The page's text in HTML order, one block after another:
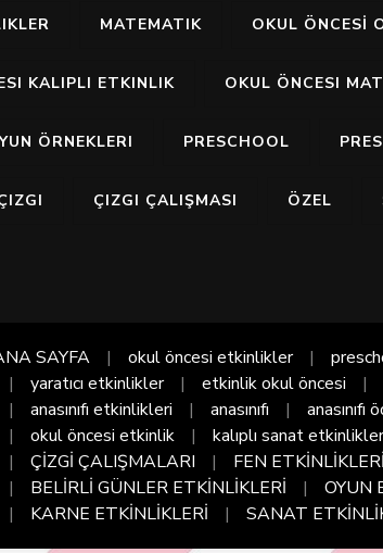
MATEMATIK OKUL ÖNCESİ
KALIPLI ETKINLIK OKUL ÖNCESI
ÖRNEKLERI PRESCHOOL
ÇIZGI ÇALIŞMASI ÖZEL
SAYFA okul öncesi etkinlikler
yaratıcı etkinlikler
etkinlik okul öncesi
anasınıfı etkinlikleri
anasınıfı anasınıfı
okul öncesi etkinlik
kalıplı sanat
ÇİZGİ ÇALIŞMALARI
FEN ETKİNLİKLERİ
BELİRLİ GÜNLER ETKİNLİKLERİ
OYUN
KARNE ETKİNLİKLERİ
SANAT